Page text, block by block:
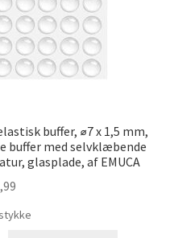
buffer, ⌀7 x 1,5 mm,
buffer med selvklæbende
glasplade, af EMUCA